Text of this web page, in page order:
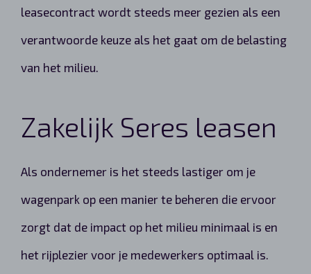
leasecontract wordt steeds meer gezien als een
verantwoorde keuze als het gaat om de belasting
van het milieu.
Zakelijk Seres leasen
Als ondernemer is het steeds lastiger om je
wagenpark op een manier te beheren die ervoor
zorgt dat de impact op het milieu minimaal is en
het rijplezier voor je medewerkers optimaal is.